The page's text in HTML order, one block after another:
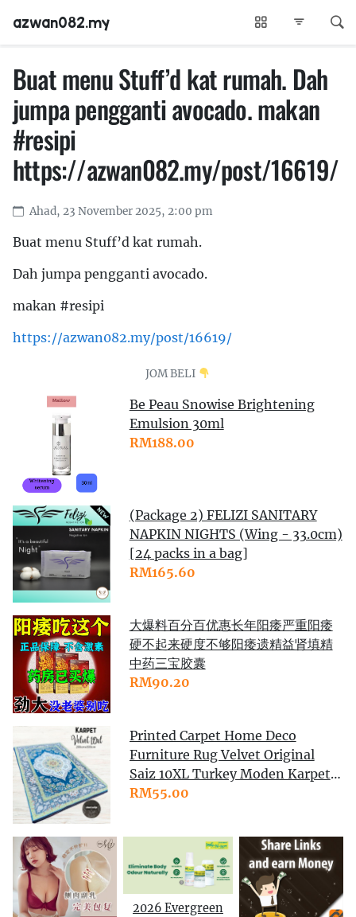
azwan082.my
Buat menu Stuff’d kat rumah. Dah
jumpa pengganti avocado. makan
#resipi
https://azwan082.my/post/16619/
Ahad, 23 November 2025, 2:00 pm
Buat menu Stuff’d kat rumah.
Dah jumpa pengganti avocado.
makan #resipi
https://azwan082.my/post/16619/
JOM BELI
Be Peau Snowise Brightening
Emulsion 30ml
RM188.00
(Package 2) FELIZI SANITARY
NAPKIN NIGHTS (Wing - 33.0cm)
[24 packs in a bag]
RM165.60
大爆料百分百优惠长年阳痿严重阳痿
硬不起来硬度不够阳痿遗精益肾填精
中药三宝胶囊
RM90.20
Printed Carpet Home Deco
Furniture Rug Velvet Original
Saiz 10XL Turkey Moden Karpet
Ruangan Meja Makan
RM55.00
2026 Evergreen